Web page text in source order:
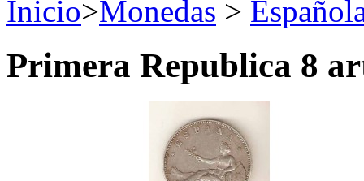
Inicio>Monedas >
Primera Republica 8